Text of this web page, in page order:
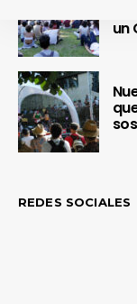
un
REDES SOCIALES